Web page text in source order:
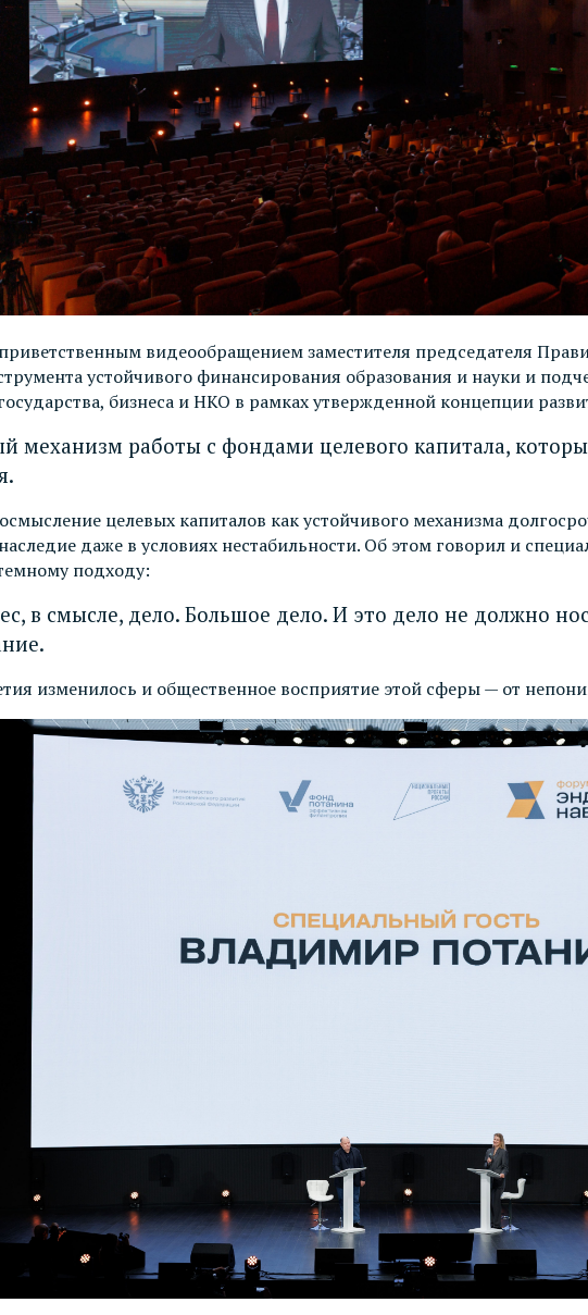
видеообращением заместителя председателя
устойчивого финансирования образования и науки и
бизнеса и НКО в рамках утвержденной концепции
работы с фондами целевого капитала,
.
целевых капиталов как устойчивого механизма
даже в условиях нестабильности. Об этом говорил и
подходу:
в смысле, дело. Большое дело. И это дело не должно
изменилось и общественное восприятие этой сферы — от